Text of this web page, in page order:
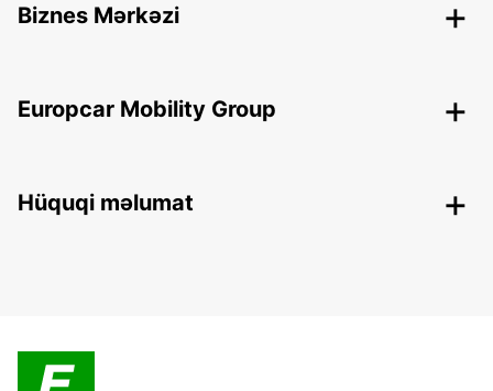
Biznes Mərkəzi
Europcar Mobility Group
Hüquqi məlumat